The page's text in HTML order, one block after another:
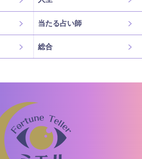
当たる占い師
総合